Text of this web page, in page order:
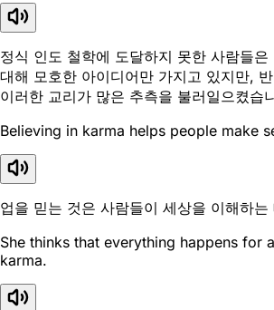
정식 인도 철학에 도달하지 못한 사람들은
대해 모호한 아이디어만 가지고 있지만,
이러한 교리가 많은 추측을 불러일으켰습
Believing in karma helps people make
업을 믿는 것은 사람들이 세상을 이해하
She thinks that everything happens for
karma.